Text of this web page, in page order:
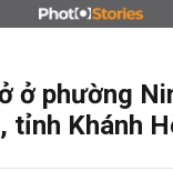
ở phường
tỉnh Khánh